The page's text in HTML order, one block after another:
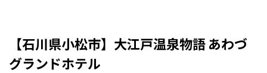
【石川県小松市】大江戸温泉物語 あわづ
グランドホテル